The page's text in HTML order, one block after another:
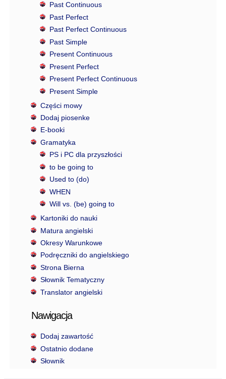
Past Continuous
Past Perfect
Past Perfect Continuous
Past Simple
Present Continuous
Present Perfect
Present Perfect Continuous
Present Simple
Części mowy
Dodaj piosenke
E-booki
Gramatyka
PS i PC dla przyszłości
to be going to
Used to (do)
WHEN
Will vs. (be) going to
Kartoniki do nauki
Matura angielski
Okresy Warunkowe
Podręczniki do angielskiego
Strona Bierna
Słownik Tematyczny
Translator angielski
Nawigacja
Dodaj zawartość
Ostatnio dodane
Słownik